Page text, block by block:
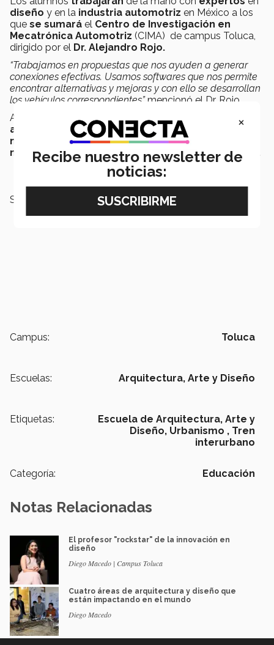
diseño y en la industria automotriz en México a los
que se sumará el Centro de Investigación en
Mecatrónica Automotriz (CIMA) de campus Toluca,
dirigido por el Dr. Alejandro Rojo.
“Trabajamos en propuestas que nos ayuden a generar
conexiones efectivas. Usamos softwares que nos permite
encontrar alternativas y mejoras y con ello se desarrollan
los vehículos correspondientes”mencionó el Dr. Rojo
Así mismo el Dr. Rojo comentó quela industria
automotríz
está volteando a ver otras
movilidad
y la gran mayoríase perfilan hacia la
movilidad eléctricay a la movilidad de última milla.
SEGURO QUIERES LEER TAMBIÉN:
Campus: Toluca
Escuelas: Arquitectura, Arte y Diseño
Etiquetas:
Escuela de Arquitectura, Arte y
Diseño, Urbanismo , Tren
interurbano
Categoría: Educación
Notas Relacionadas
El profesor "rockstar" de la innovación en
diseño
Diego Macedo | Campus Toluca
Cuatro áreas de arquitectura y diseño que
están impactando en el mundo
Diego Macedo
×
Recibe nuestro newsletter de
noticias: